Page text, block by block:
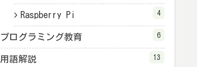
Raspberry Pi 4
プログラミング教育 6
用語解説 13